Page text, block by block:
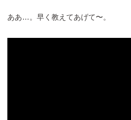
ああ…。早く教えてあげて〜。